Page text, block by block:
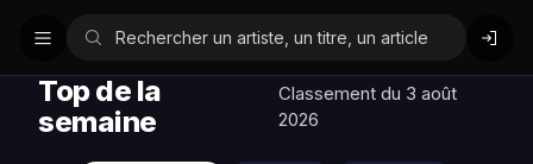
Top de la
semaine
Classement du 3 août
2026